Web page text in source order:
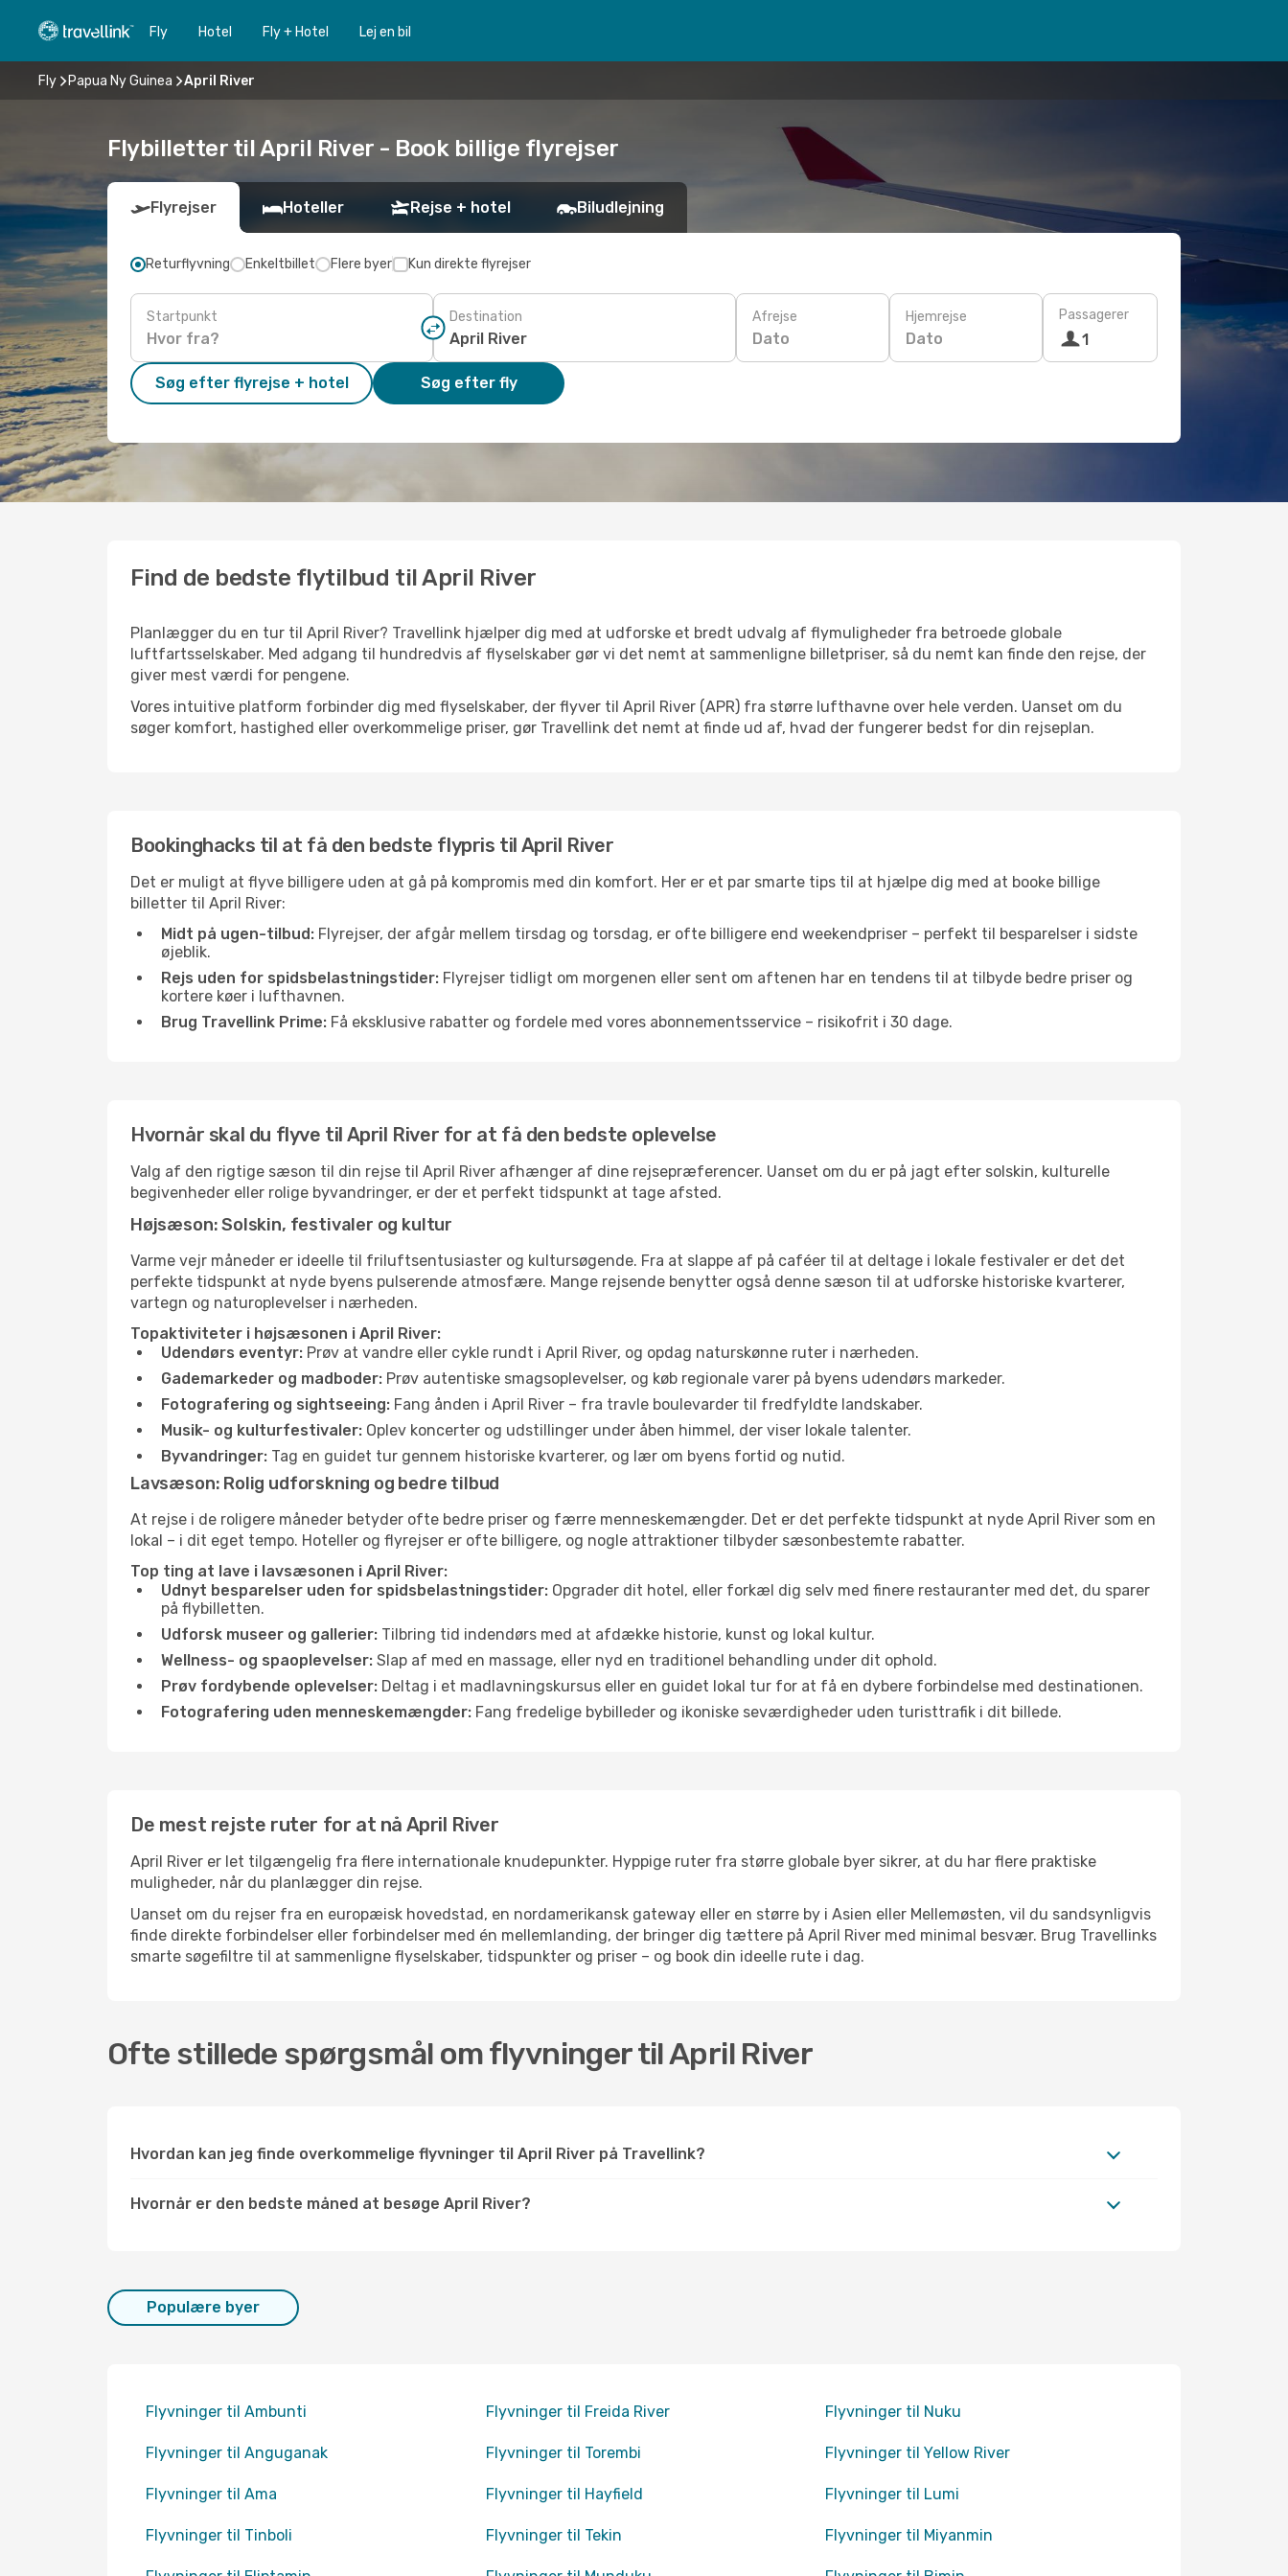
Fly Hotel Fly + Hotel Lej en bil
Fly Papua Ny Guinea April River
Flybilletter til April River - Book billige flyrejser
Flyrejser Hoteller Rejse + hotel Biludlejning
Returflyvning Enkeltbillet Flere byer Kun direkte flyrejser
Startpunkt Destination Afrejse
Dato
Hjemrejse
Dato
Passagerer
1
Søg efter flyrejse + hotel Søg efter fly
Find de bedste flytilbud til April River
Planlægger du en tur til April River? Travellink hjælper dig med at udforske et bredt udvalg af flymuligheder fra betroede globale
luftfartsselskaber. Med adgang til hundredvis af flyselskaber gør vi det nemt at sammenligne billetpriser, så du nemt kan finde den rejse, der
giver mest værdi for pengene.
Vores intuitive platform forbinder dig med flyselskaber, der flyver til April River (APR) fra større lufthavne over hele verden. Uanset om du
søger komfort, hastighed eller overkommelige priser, gør Travellink det nemt at finde ud af, hvad der fungerer bedst for din rejseplan.
Bookinghacks til at få den bedste flypris til April River
Det er muligt at flyve billigere uden at gå på kompromis med din komfort. Her er et par smarte tips til at hjælpe dig med at booke billige
billetter til April River:
Midt på ugen-tilbud: Flyrejser, der afgår mellem tirsdag og torsdag, er ofte billigere end weekendpriser – perfekt til besparelser i sidste
øjeblik.
Rejs uden for spidsbelastningstider: Flyrejser tidligt om morgenen eller sent om aftenen har en tendens til at tilbyde bedre priser og
kortere køer i lufthavnen.
Brug Travellink Prime: Få eksklusive rabatter og fordele med vores abonnementsservice – risikofrit i 30 dage.
Hvornår skal du flyve til April River for at få den bedste oplevelse
Valg af den rigtige sæson til din rejse til April River afhænger af dine rejsepræferencer. Uanset om du er på jagt efter solskin, kulturelle
begivenheder eller rolige byvandringer, er der et perfekt tidspunkt at tage afsted.
Højsæson: Solskin, festivaler og kultur
Varme vejr måneder er ideelle til friluftsentusiaster og kultursøgende. Fra at slappe af på caféer til at deltage i lokale festivaler er det det
perfekte tidspunkt at nyde byens pulserende atmosfære. Mange rejsende benytter også denne sæson til at udforske historiske kvarterer,
vartegn og naturoplevelser i nærheden.
Topaktiviteter i højsæsonen i April River:
Udendørs eventyr: Prøv at vandre eller cykle rundt i April River, og opdag naturskønne ruter i nærheden.
Gademarkeder og madboder: Prøv autentiske smagsoplevelser, og køb regionale varer på byens udendørs markeder.
Fotografering og sightseeing: Fang ånden i April River – fra travle boulevarder til fredfyldte landskaber.
Musik- og kulturfestivaler: Oplev koncerter og udstillinger under åben himmel, der viser lokale talenter.
Byvandringer: Tag en guidet tur gennem historiske kvarterer, og lær om byens fortid og nutid.
Lavsæson: Rolig udforskning og bedre tilbud
At rejse i de roligere måneder betyder ofte bedre priser og færre menneskemængder. Det er det perfekte tidspunkt at nyde April River som en
lokal – i dit eget tempo. Hoteller og flyrejser er ofte billigere, og nogle attraktioner tilbyder sæsonbestemte rabatter.
Top ting at lave i lavsæsonen i April River:
Udnyt besparelser uden for spidsbelastningstider: Opgrader dit hotel, eller forkæl dig selv med finere restauranter med det, du sparer
på flybilletten.
Udforsk museer og gallerier: Tilbring tid indendørs med at afdække historie, kunst og lokal kultur.
Wellness- og spaoplevelser: Slap af med en massage, eller nyd en traditionel behandling under dit ophold.
Prøv fordybende oplevelser: Deltag i et madlavningskursus eller en guidet lokal tur for at få en dybere forbindelse med destinationen.
Fotografering uden menneskemængder: Fang fredelige bybilleder og ikoniske seværdigheder uden turisttrafik i dit billede.
De mest rejste ruter for at nå April River
April River er let tilgængelig fra flere internationale knudepunkter. Hyppige ruter fra større globale byer sikrer, at du har flere praktiske
muligheder, når du planlægger din rejse.
Uanset om du rejser fra en europæisk hovedstad, en nordamerikansk gateway eller en større by i Asien eller Mellemøsten, vil du sandsynligvis
finde direkte forbindelser eller forbindelser med én mellemlanding, der bringer dig tættere på April River med minimal besvær. Brug Travellinks
smarte søgefiltre til at sammenligne flyselskaber, tidspunkter og priser – og book din ideelle rute i dag.
Ofte stillede spørgsmål om flyvninger til April River
Hvordan kan jeg finde overkommelige flyvninger til April River på Travellink?
Hvornår er den bedste måned at besøge April River?
Populære byer
Flyvninger til Ambunti Flyvninger til Freida River Flyvninger til Nuku
Flyvninger til Anguganak Flyvninger til Torembi Flyvninger til Yellow River
Flyvninger til Ama Flyvninger til Hayfield Flyvninger til Lumi
Flyvninger til Tinboli Flyvninger til Tekin Flyvninger til Miyanmin